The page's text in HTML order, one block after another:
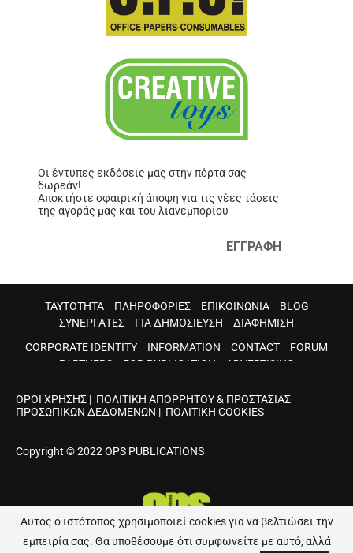
Οι έντυπες εκδόσεις μας στην πόρτα σας
δωρεάν!
Αποκτήστε σφαιρική άποψη για τις νέες τάσεις
της αγοράς μας και του λιανεμπορίου
ΕΓΓΡΑΦΗ
ΤΑΥΤΟΤΗΤΑ ΠΛΗΡΟΦΟΡΙΕΣ ΕΠΙΚΟΙΝΩΝΙΑ
BLOG
ΣΥΝΕΡΓΑΤΕΣ
ΓΙΑ ΔΗΜΟΣΙΕΥΣΗ
ΔΙΑΦΗΜΙΣΗ
CORPORATE IDENTITY
INFORMATION CONTACT
FORUM
PARTNERS
FOR PUBLICATION ADVERTISING
ΟΡΟΙ ΧΡΗΣΗΣ | ΠΟΛΙΤΙΚΗ ΑΠΟΡΡΗΤΟΥ & ΠΡΟΣΤΑΣΙΑΣ
ΠΡΟΣΩΠΙΚΩΝ ΔΕΔΟΜΕΝΩΝ | ΠΟΛΙΤΙΚΗ COOKIES
Copyright © 2022 OPS PUBLICATIONS
Αυτός ο ιστότοπος χρησιμοποιεί cookies για να βελτιώσει την
εμπειρία σας. Θα υποθέσουμε ότι συμφωνείτε με αυτό, αλλά